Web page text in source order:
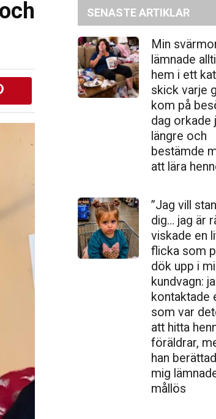
SENASTE ARTIKLAR
Min
lämnade
hem i ett
skick varje
kom på
dag orkade
längre och
bestämde
att lära
”Jag vill
dig… jag är
viskade en
flicka som
dök upp i
kundvagn:
kontaktade
som var
att hitta
föräldrar,
han
mig
mållös